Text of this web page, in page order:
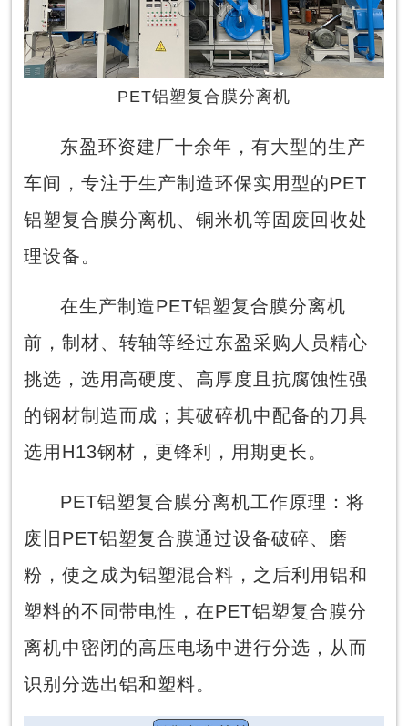
PET铝塑复合膜分离机
东盈环资建厂十余年，有大型的生产
车间，专注于生产制造环保实用型的PET
铝塑复合膜分离机、铜米机等固废回收处
理设备。
在生产制造PET铝塑复合膜分离机
前，制材、转轴等经过东盈采购人员精心
挑选，选用高硬度、高厚度且抗腐蚀性强
的钢材制造而成；其破碎机中配备的刀具
选用H13钢材，更锋利，用期更长。
PET铝塑复合膜分离机工作原理：将
废旧PET铝塑复合膜通过设备破碎、磨
粉，使之成为铝塑混合料，之后利用铝和
塑料的不同带电性，在PET铝塑复合膜分
离机中密闭的高压电场中进行分选，从而
识别分选出铝和塑料。